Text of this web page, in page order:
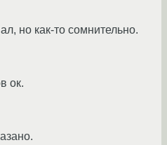
но как-то сомнительно.
ок.